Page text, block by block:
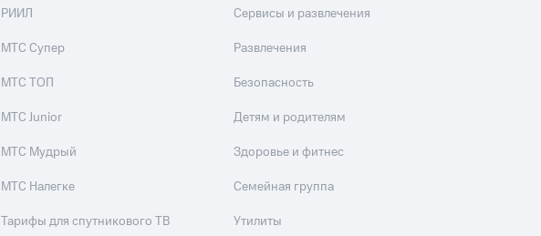
РИИЛ
МТС Супер
МТС ТОП
МТС Junior
МТС Мудрый
МТС Налегке
Тарифы для спутникового ТВ
Сервисы и развлечения
Развлечения
Безопасность
Детям и родителям
Здоровье и фитнес
Семейная группа
Утилиты